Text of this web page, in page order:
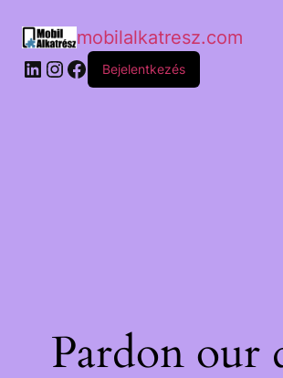
mobilalkatresz.com
Bejelentkezés
Pardon our